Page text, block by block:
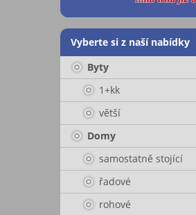
Vyberte si z naší nabídky
Byty
1+kk
větší
Domy
samostatně stojící
řadové
rohové